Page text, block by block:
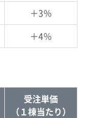
＋3％
＋4％
受注単価
（１棟当たり）